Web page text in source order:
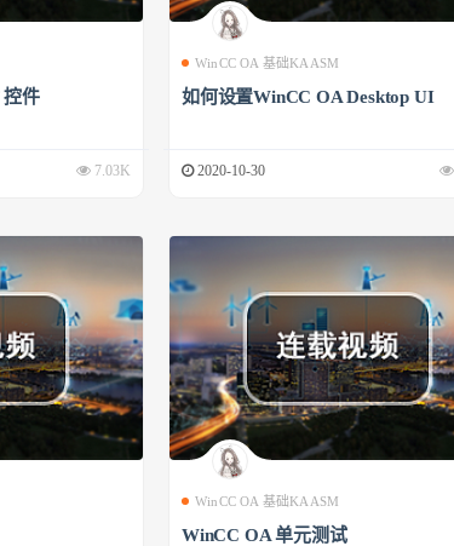
控件
7.03K
WinCC OA 基础KAASM
如何设置WinCC OA Desktop UI
2020-10-30
WinCC OA 基础KAASM
WinCC OA 单元测试